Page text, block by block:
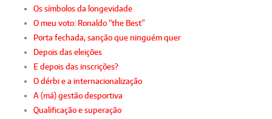
Os símbolos da longevidade
O meu voto: Ronaldo “the Best”
Porta fechada, sanção que ninguém quer
Depois das eleições
E depois das inscrições?
O dérbi e a internacionalização
A (má) gestão desportiva
Qualificação e superação